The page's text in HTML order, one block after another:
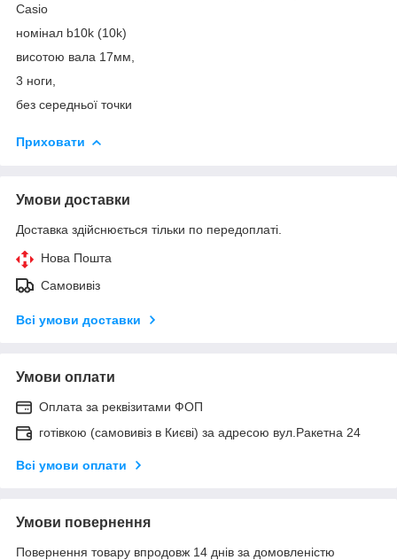
Casio
номінал b10k (10k)
висотою вала 17мм,
3 ноги,
без середньої точки
Приховати
Умови доставки
Доставка здійснюється тільки по передоплаті.
Нова Пошта
Самовивіз
Всі умови доставки
Умови оплати
Оплата за реквізитами ФОП
готівкою (самовивіз в Києві) за адресою вул.Ракетна 24
Всі умови оплати
Умови повернення
Повернення товару впродовж 14 днів за домовленістю